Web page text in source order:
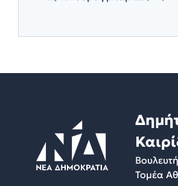
Τομέα